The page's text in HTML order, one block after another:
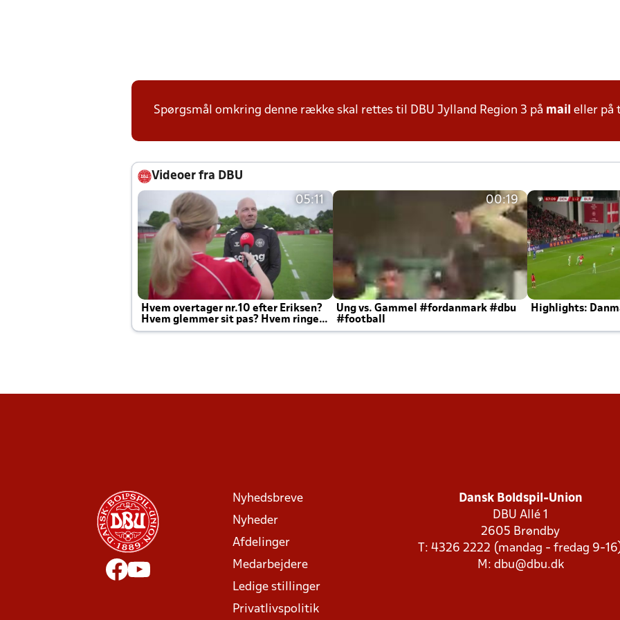
Spørgsmål omkring denne række skal rettes til DBU Jylland Region 3 på mail eller på
Videoer fra DBU
05:11
Hvem overtager nr.10 efter Eriksen?
Hvem glemmer sit pas? Hvem ringer
Joachim altid til efter kampe?
00:19
Ung vs. Gammel #fordanmark #dbu
#football
Highlights:
Nyhedsbreve
Nyheder
Afdelinger
Medarbejdere
Ledige stillinger
Privatlivspolitik
Dansk Boldspil-Union
DBU Allé 1
2605 Brøndby
T: 4326 2222 (mandag - fredag 9-
M: dbu@dbu.dk